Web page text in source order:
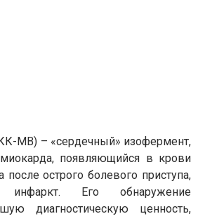
МВ) – «сердечный» изофермент,
появляющийся в крови
острого болевого приступа,
инфаркт. Его обнаружение
диагностическую ценность,